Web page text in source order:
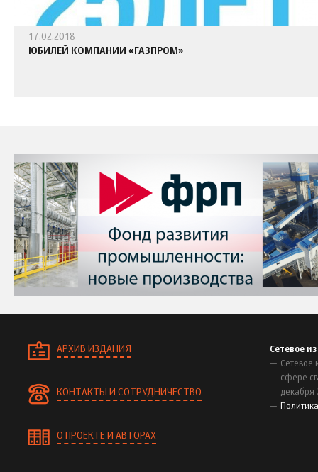
17.02.2018
ЮБИЛЕЙ КОМПАНИИ «ГАЗПРОМ»
АРХИВ ИЗДАНИЯ
КОНТАКТЫ И СОТРУДНИЧЕСТВО
О ПРОЕКТЕ И АВТОРАХ
Сетевое
Сетевое
сфере
декабря